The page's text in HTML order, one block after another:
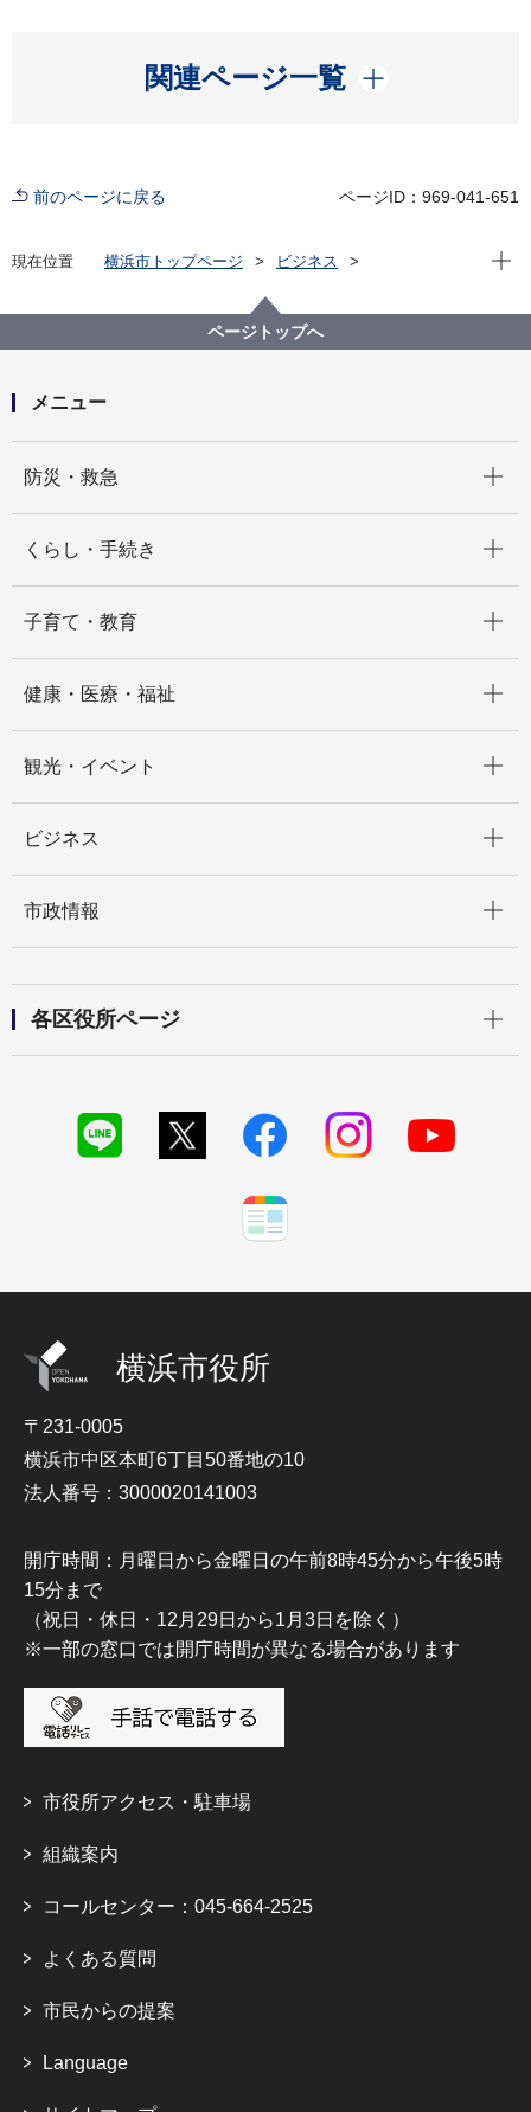
関連ページ一覧
開く
前のページに戻る ページID：969-041-651
現在位置 横浜市トップページ
ビジネス
意見公募（「横浜市緑化地域内における建築物の緑化
率の制限に関する基準」の一部改正について）
現在
ページトップへ
メニュー
防災・救急
くらし・手続き
子育て・教育
健康・医療・福祉
観光・イベント
ビジネス
市政情報
各区役所ページ
横浜市役所
〒231-0005
横浜市中区本町6丁目50番地の10
法人番号：3000020141003
開庁時間：月曜日から金曜日の午前8時45分から午後5時
15分まで
（祝日・休日・12月29日から1月3日を除く）
※一部の窓口では開庁時間が異なる場合があります
市役所アクセス・駐車場
組織案内
コールセンター：045-664-2525
よくある質問
市民からの提案
Language